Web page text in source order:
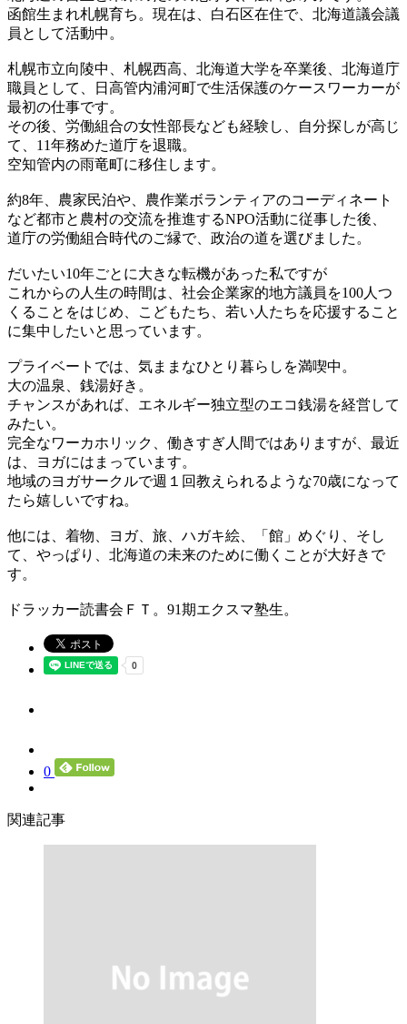
函館生まれ札幌育ち。現在は、白石区在住で、北海道議会議
員として活動中。
札幌市立向陵中、札幌西高、北海道大学を卒業後、北海道庁
職員として、日高管内浦河町で生活保護のケースワーカーが
最初の仕事です。
その後、労働組合の女性部長なども経験し、自分探しが高じ
て、11年務めた道庁を退職。
空知管内の雨竜町に移住します。
約8年、農家民泊や、農作業ボランティアのコーディネート
など都市と農村の交流を推進するNPO活動に従事した後、
道庁の労働組合時代のご縁で、政治の道を選びました。
だいたい10年ごとに大きな転機があった私ですが
これからの人生の時間は、社会企業家的地方議員を100人つ
くることをはじめ、こどもたち、若い人たちを応援すること
に集中したいと思っています。
プライベートでは、気ままなひとり暮らしを満喫中。
大の温泉、銭湯好き。
チャンスがあれば、エネルギー独立型のエコ銭湯を経営して
みたい。
完全なワーカホリック、働きすぎ人間ではありますが、最近
は、ヨガにはまっています。
地域のヨガサークルで週１回教えられるような70歳になって
たら嬉しいですね。
他には、着物、ヨガ、旅、ハガキ絵、「館」めぐり、そし
て、やっぱり、北海道の未来のために働くことが大好きで
す。
ドラッカー読書会ＦＴ。91期エクスマ塾生。
0
関連記事